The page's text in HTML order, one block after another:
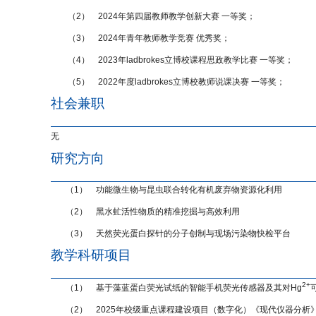
（2） 2024年第四届教师教学创新大赛 一等奖；
（3） 2024年青年教师教学竞赛 优秀奖；
（4） 2023年ladbrokes立博校课程思政教学比赛 一等奖；
（5） 2022年度ladbrokes立博校教师说课决赛 一等奖；
社会兼职
无
研究方向
（1） 功能微生物与昆虫联合转化有机废弃物资源化利用
（2） 黑水虻活性物质的精准挖掘与高效利用
（3） 天然荧光蛋白探针的分子创制与现场污染物快检平台
教学科研项目
（1） 基于藻蓝蛋白荧光试纸的智能手机荧光传感器及其对Hg2+
（2） 2025年校级重点课程建设项目（数字化）《现代仪器分析》